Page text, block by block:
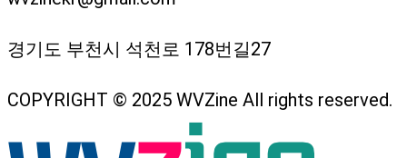
경기도 부천시 석천로 178번길27
COPYRIGHT © 2025 WVZine All rights reserved.